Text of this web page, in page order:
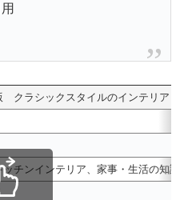
クラシックスタイルのインテリア
チンインテリア、家事・生活の知識